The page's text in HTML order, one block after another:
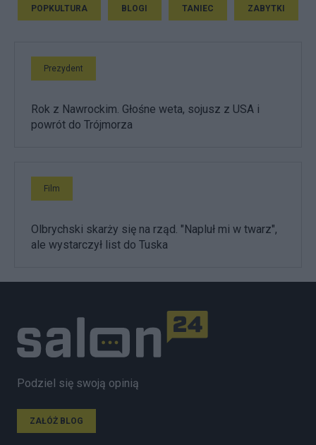
POPKULTURA BLOGI TANIEC ZABYTKI
Prezydent
Rok z Nawrockim. Głośne weta, sojusz z USA i
powrót do Trójmorza
Film
Olbrychski skarży się na rząd. "Napluł mi w twarz",
ale wystarczył list do Tuska
Podziel się swoją opinią
ZAŁÓŻ BLOG